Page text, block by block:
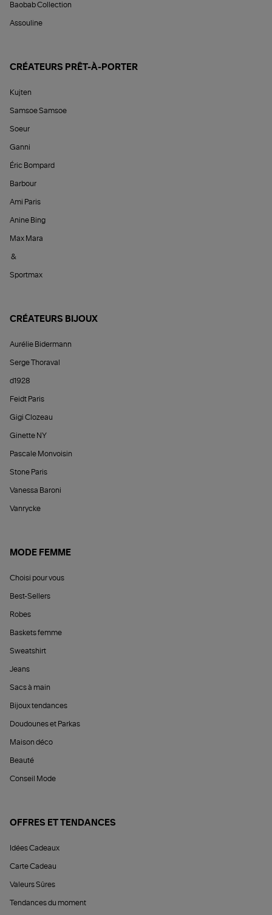
Baobab Collection
Assouline
CRÉATEURS PRÊT-À-PORTER
Kujten
Samsoe Samsoe
Soeur
Ganni
Éric Bompard
Barbour
Ami Paris
Anine Bing
Max Mara
&
Sportmax
CRÉATEURS BIJOUX
Aurélie Bidermann
Serge Thoraval
d1928
Feidt Paris
Gigi Clozeau
Ginette NY
Pascale Monvoisin
Stone Paris
Vanessa Baroni
Vanrycke
MODE FEMME
Choisi pour vous
Best-Sellers
Robes
Baskets femme
Sweatshirt
Jeans
Sacs à main
Bijoux tendances
Doudounes et Parkas
Maison déco
Beauté
Conseil Mode
OFFRES ET TENDANCES
Idées Cadeaux
Carte Cadeau
Valeurs Sûres
Tendances du moment